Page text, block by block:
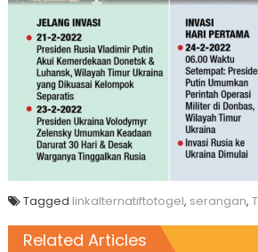
Tagged linkalternatiftotogel, serangan,
Related Articles